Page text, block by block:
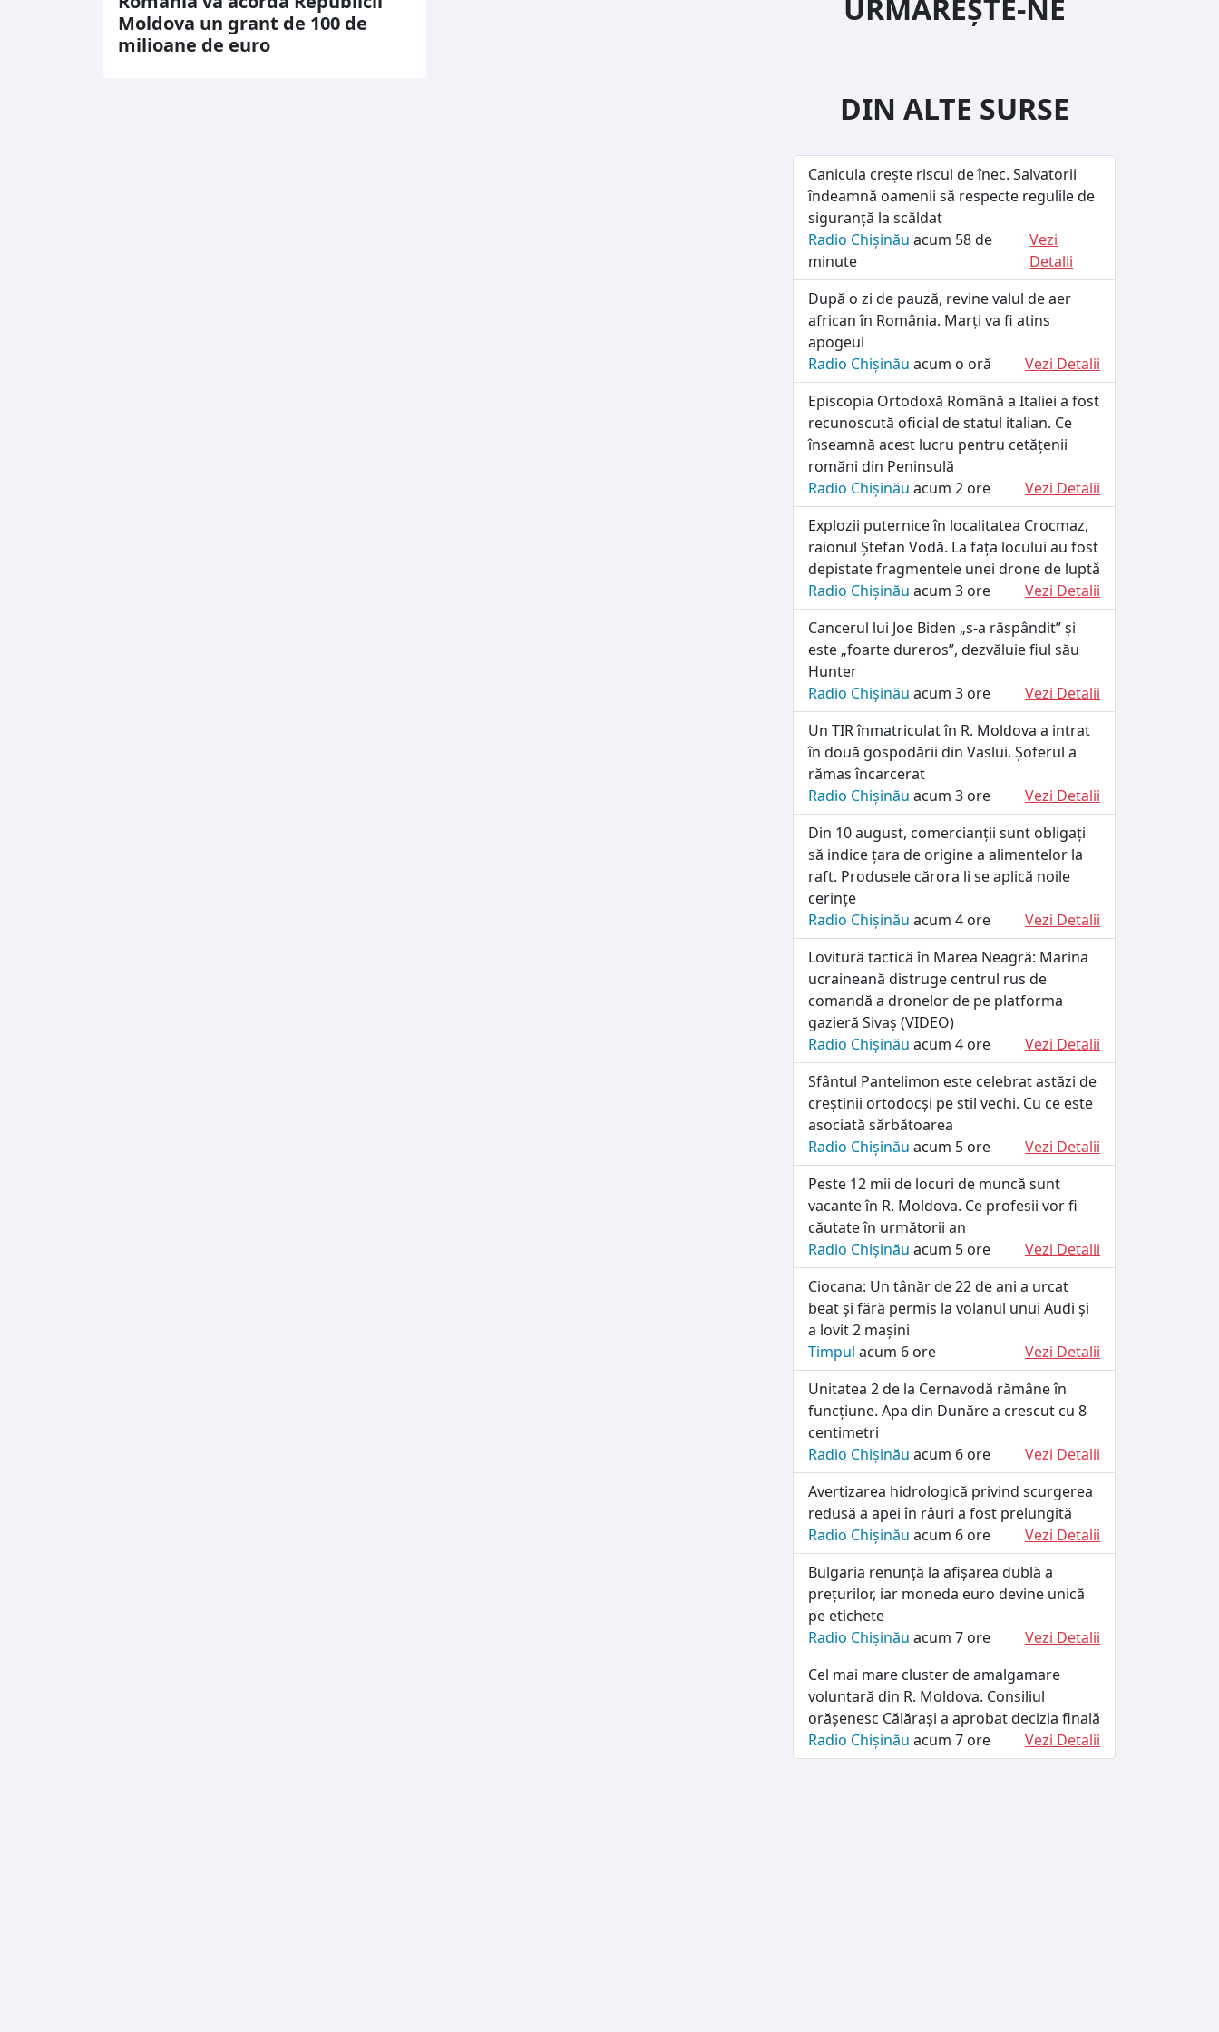
Moldova un grant de 100 de
milioane de euro
URMĂREȘTE-NE
DIN ALTE SURSE
Canicula crește riscul de înec. Salvatorii
îndeamnă oamenii să respecte regulile de
siguranță la scăldat
Radio Chișinău acum 58 de
minute
Vezi
Detalii
După o zi de pauză, revine valul de aer
african în România. Marți va fi atins
apogeul
Radio Chișinău acum o oră
Vezi Detalii
Episcopia Ortodoxă Română a Italiei a fost
recunoscută oficial de statul italian. Ce
înseamnă acest lucru pentru cetățenii
romăni din Peninsulă
Radio Chișinău acum 2 ore
Vezi Detalii
Explozii puternice în localitatea Crocmaz,
raionul Ștefan Vodă. La fața locului au fost
depistate fragmentele unei drone de luptǎ
Radio Chișinău acum 3 ore
Vezi Detalii
Cancerul lui Joe Biden „s-a răspândit” și
este „foarte dureros”, dezvăluie fiul său
Hunter
Radio Chișinău acum 3 ore
Vezi Detalii
Un TIR înmatriculat în R. Moldova a intrat
în două gospodării din Vaslui. Șoferul a
rămas încarcerat
Radio Chișinău acum 3 ore
Vezi Detalii
Din 10 august, comercianții sunt obligați
să indice țara de origine a alimentelor la
raft. Produsele cărora li se aplică noile
cerințe
Radio Chișinău acum 4 ore
Vezi Detalii
Lovitură tactică în Marea Neagră: Marina
ucraineană distruge centrul rus de
comandă a dronelor de pe platforma
gazieră Sivaș (VIDEO)
Radio Chișinău acum 4 ore
Vezi Detalii
Sfântul Pantelimon este celebrat astăzi de
creștinii ortodocși pe stil vechi. Cu ce este
asociată sărbătoarea
Radio Chișinău acum 5 ore
Vezi Detalii
Peste 12 mii de locuri de muncă sunt
vacante în R. Moldova. Ce profesii vor fi
căutate în următorii an
Radio Chișinău acum 5 ore
Vezi Detalii
Ciocana: Un tânăr de 22 de ani a urcat
beat și fără permis la volanul unui Audi și
a lovit 2 mașini
Timpul acum 6 ore
Vezi Detalii
Unitatea 2 de la Cernavodă rămâne în
funcțiune. Apa din Dunăre a crescut cu 8
centimetri
Radio Chișinău acum 6 ore
Vezi Detalii
Avertizarea hidrologică privind scurgerea
redusă a apei în râuri a fost prelungită
Radio Chișinău acum 6 ore
Vezi Detalii
Bulgaria renunță la afișarea dublă a
prețurilor, iar moneda euro devine unică
pe etichete
Radio Chișinău acum 7 ore
Vezi Detalii
Cel mai mare cluster de amalgamare
voluntară din R. Moldova. Consiliul
orășenesc Călărași a aprobat decizia finală
Radio Chișinău acum 7 ore Vezi Detalii